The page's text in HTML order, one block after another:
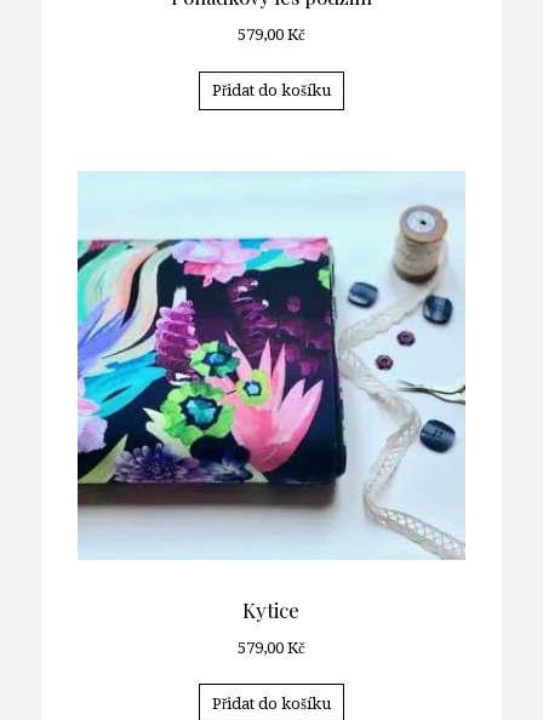
579,00 Kč
Přidat do košíku
Kytice
579,00 Kč
Přidat do košíku